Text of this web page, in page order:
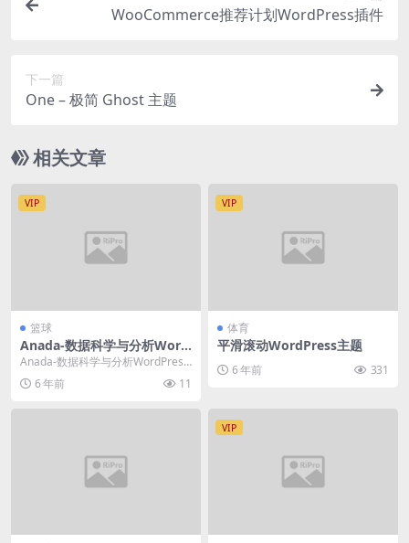
WooCommerce推荐计划WordPress插件
下一篇
One – 极简 Ghost 主题
相关文章
VIP
篮球
Anada-数据科学与分析Word
Press主题
Anada-数据科学与分析WordPress
主题–是一种响应快速，易于自定义
的现...6 年前 11
VIP
体育
平滑滚动WordPress主题
6 年前 331
VIP